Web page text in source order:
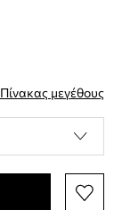
Πίνακας μεγέθους